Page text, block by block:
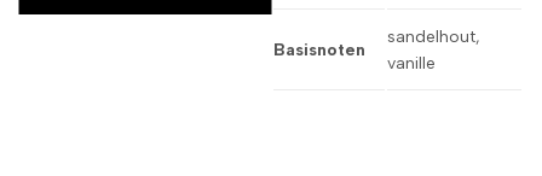
onweerstaanbaar voelt.
Basisnoten
sandelhout,
vanille